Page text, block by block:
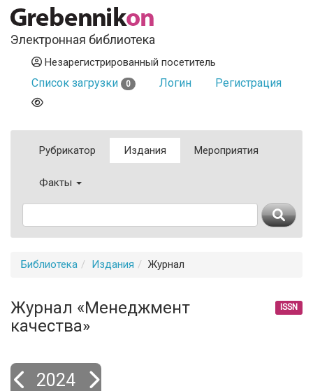
Электронная библиотека
Незарегистрированный посетитель
Список загрузки 0 Логин Регистрация
Рубрикатор Издания Мероприятия
Факты
Библиотека Издания Журнал
Журнал «Менеджмент
качества»
ISSN
2024